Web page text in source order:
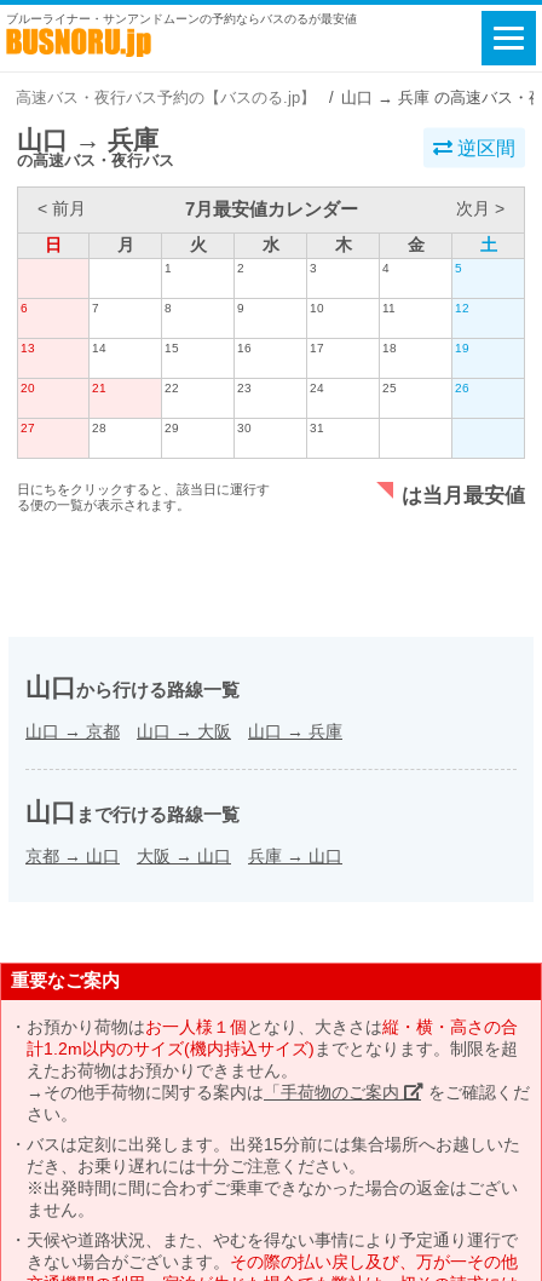
ブルーライナー・サンアンドムーンの予約ならバスのるが最安値
高速バス・夜行バス予約の【バスのる.jp】 山口 → 兵庫 の高速バス・
山口 → 兵庫
の高速バス・夜行バス
逆区間
< 前月 7月最安値カレンダー
次月 >
日
月 火 水 木 金 土
1 2 3 4 5
6 7 8 9 10 11 12
13 14 15 16 17 18 19
20 21 22 23 24 25 26
27 28 29 30 31
日にちをクリックすると、該当日に運行す
る便の一覧が表示されます。
は当月最安値
山口から行ける路線一覧
山口 → 京都 山口 → 大阪 山口 → 兵庫
山口 まで行ける路線一覧
京都 → 山口 大阪 → 山口 兵庫 → 山口
重要なご案内
お預かり荷物はお一人様１個となり、大きさは縦・横・高さの合
計1.2m以内のサイズ(機内持込サイズ) までとなります。制限を超
えたお荷物はお預かりできません。
→その他手荷物に関する案内は 「手荷物のご案内」 をご確認くだ
さい。
バスは定刻に出発します。出発15分前には集合場所へお越しいた
だき、お乗り遅れには十分ご注意ください。
※出発時間に間に合わずご乗車できなかった場合の返金はござい
ません。
天候や道路状況、また、やむを得ない事情により予定通り運行で
きない場合がございます。 その際の払い戻し及び、万が一その他